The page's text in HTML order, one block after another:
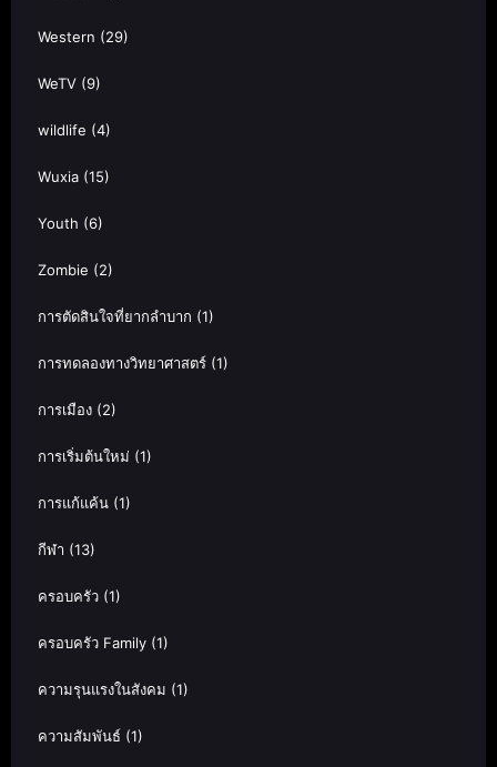
Western (29)
WeTV (9)
wildlife (4)
Wuxia (15)
Youth (6)
Zombie (2)
การตัดสินใจที่ยากลำบาก (1)
การทดลองทางวิทยาศาสตร์ (1)
การเมือง (2)
การเริ่มต้นใหม่ (1)
การแก้แค้น (1)
กีฬา (13)
ครอบครัว (1)
ครอบครัว Family (1)
ความรุนแรงในสังคม (1)
ความสัมพันธ์ (1)